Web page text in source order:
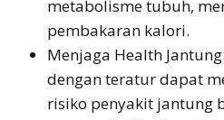
metabolisme tubuh,
pembakaran kalori.
Menjaga Health
dengan teratur dapat
risiko penyakit jantung